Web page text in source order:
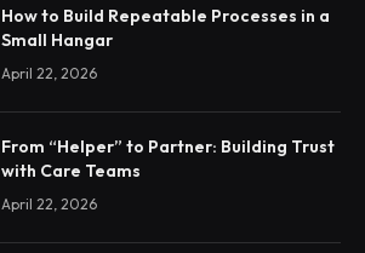
How to Build Repeatable Processes in a
Small Hangar
April 22, 2026
From “Helper” to Partner: Building Trust
with Care Teams
April 22, 2026